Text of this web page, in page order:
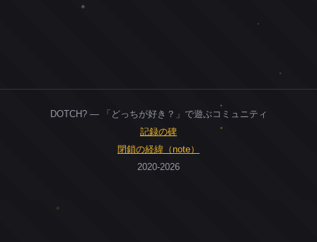
DOTCH? — 「どっちが好き？」で遊ぶコミュニティ
記録の碑
閉鎖の経緯（note）
2020-2026